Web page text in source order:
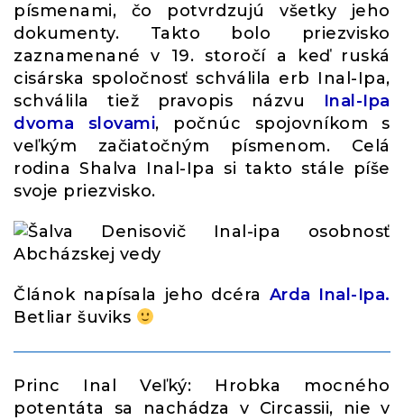
písmenami, čo potvrdzujú všetky jeho
dokumenty. Takto bolo priezvisko
zaznamenané v 19. storočí a keď ruská
cisárska spoločnosť schválila erb Inal-Ipa,
schválila tiež pravopis názvu
Inal-Ipa
dvoma slovami, počnúc spojovníkom s
veľkým začiatočným písmenom. Celá
rodina Shalva Inal-Ipa si takto stále píše
svoje priezvisko.
Článok napísala jeho dcéra Arda Inal-Ipa.
Betliar šuviks
Princ Inal Veľký: Hrobka mocného
potentáta sa nachádza v Circassii, nie v